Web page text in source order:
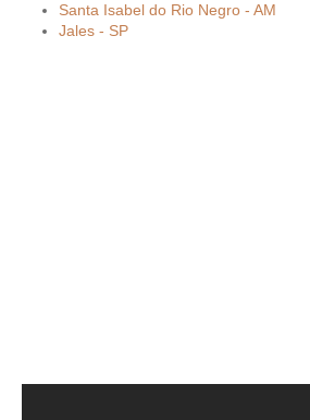
Santa Isabel do Rio Negro - AM
Jales - SP